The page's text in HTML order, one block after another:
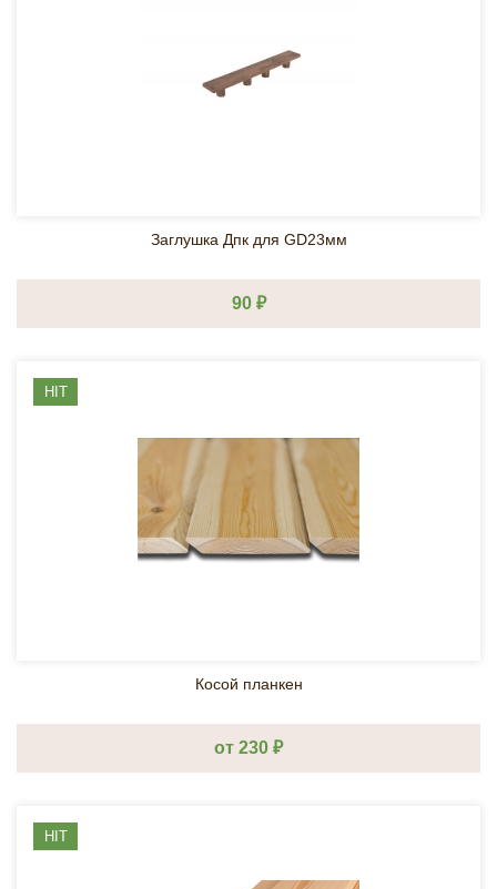
Заглушка Дпк для GD23мм
90 ₽
HIT
Косой планкен
от 230 ₽
HIT